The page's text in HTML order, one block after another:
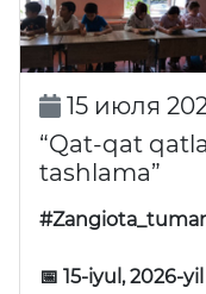
15 июля
“Qat-qat
tashlama”
📅 15-iyul, 2026-yil